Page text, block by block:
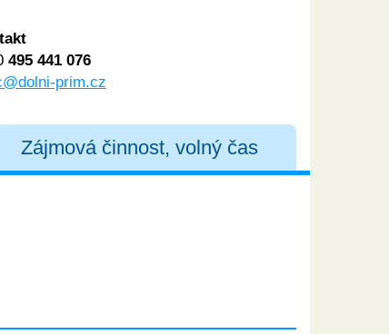
495 441 076
prim.cz
Zájmová činnost, volný čas